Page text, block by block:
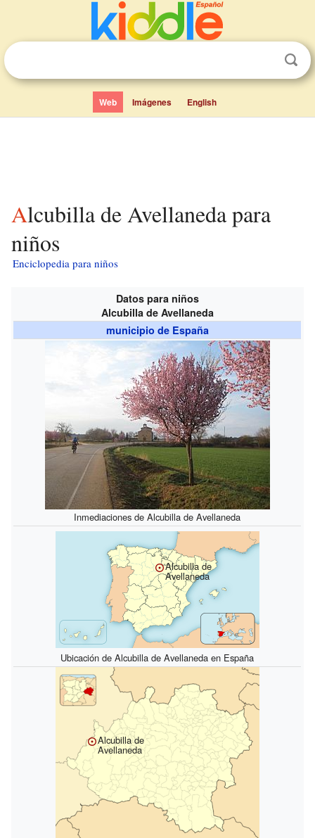
Web Imágenes English
Alcubilla de Avellaneda para
niños
Enciclopedia para niños
Datos para niños
Alcubilla de Avellaneda
municipio de España
Inmediaciones de Alcubilla de Avellaneda
Alcubilla de
Avellaneda
Ubicación de Alcubilla de Avellaneda en España
Alcubilla de
Avellaneda